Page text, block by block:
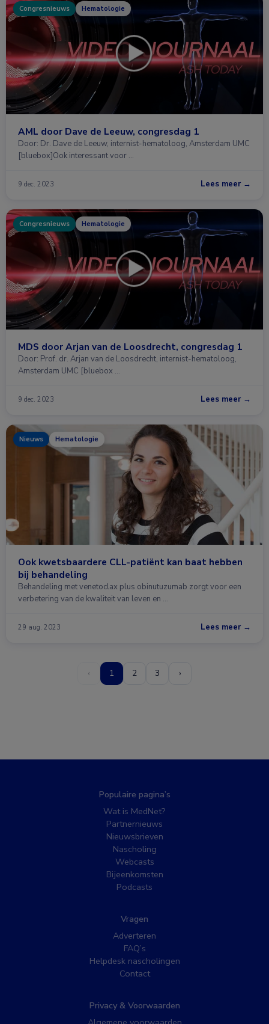
Congresnieuws Hematologie
AML door Dave de Leeuw, congresdag 1
Door: Dr. Dave de Leeuw, internist-hematoloog, Amsterdam UMC
[bluebox]Ook interessant voor …
9 dec. 2023 Lees meer →
Congresnieuws Hematologie
MDS door Arjan van de Loosdrecht, congresdag 1
Door: Prof. dr. Arjan van de Loosdrecht, internist-hematoloog,
Amsterdam UMC [bluebox …
9 dec. 2023 Lees meer →
Nieuws Hematologie
Ook kwetsbaardere CLL-patiënt kan baat hebben
bij behandeling
Behandeling met venetoclax plus obinutuzumab zorgt voor een
verbetering van de kwaliteit van leven en …
29 aug. 2023 Lees meer →
‹ 1 2 3 ›
Populaire pagina’s
Wat is MedNet?
Partnernieuws
Nieuwsbrieven
Nascholing
Webcasts
Bijeenkomsten
Podcasts
Vragen
Adverteren
FAQ’s
Helpdesk nascholingen
Contact
Privacy & Voorwaarden